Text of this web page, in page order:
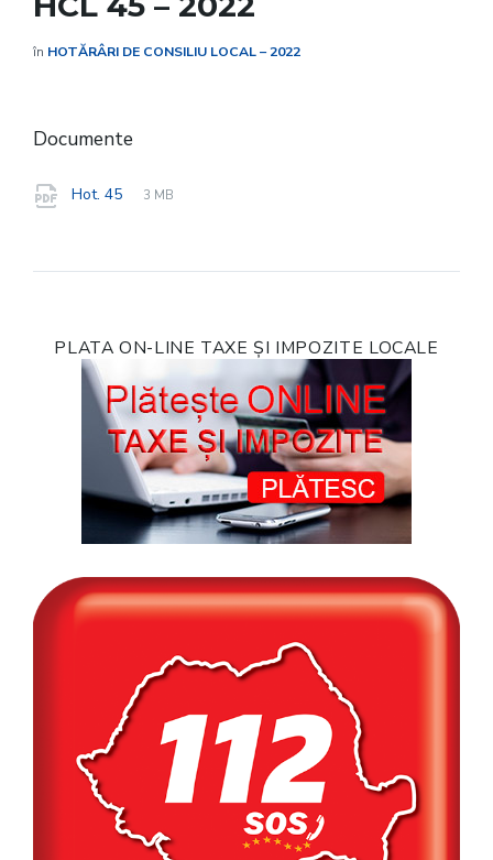
în HOTĂRÂRI DE CONSILIU LOCAL – 2022
Documente
Hot. 45
File
pdf
File
3 MB
PLATA ON-LINE TAXE ȘI IMPOZITE LOCALE